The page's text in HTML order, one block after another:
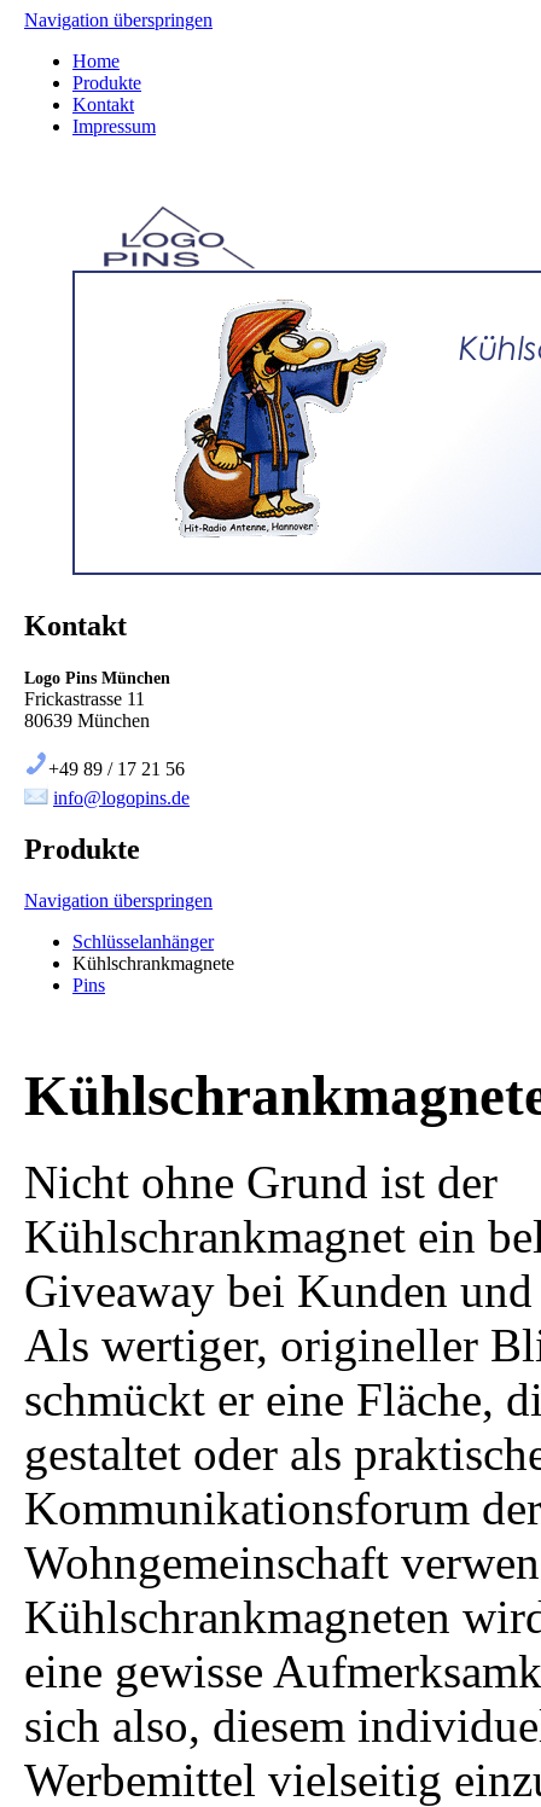
Navigation überspringen
Home
Produkte
Kontakt
Impressum
Kontakt
Logo Pins München
Frickastrasse 11
80639 München
+49 89 / 17 21 56
info@logopins.de
Produkte
Navigation überspringen
Schlüsselanhänger
Kühlschrankmagnete
Pins
Nicht ohne Grund ist der
Kühlschrankmagnet ein
Giveaway bei Kunden
Als wertiger, origineller
schmückt er eine Fläche,
gestaltet oder als
Kommunikationsforum
Wohngemeinschaft
Kühlschrankmagneten
eine gewisse
sich also, diesem
Werbemittel vielseitig